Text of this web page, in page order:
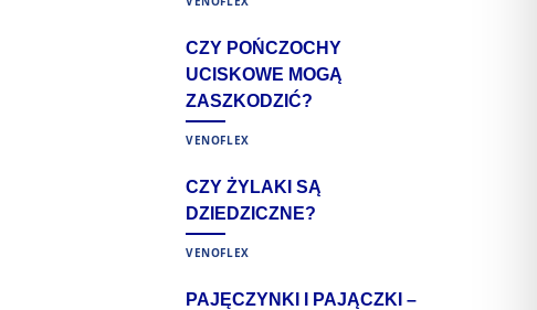
CZY POŃCZOCHY
UCISKOWE MOGĄ
ZASZKODZIĆ?
VENOFLEX
CZY ŻYLAKI SĄ
DZIEDZICZNE?
VENOFLEX
PAJĘCZYNKI I PAJĄCZKI –